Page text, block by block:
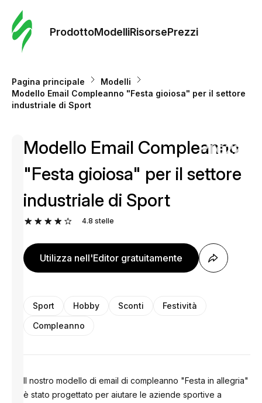
ProdottoModelliRisorsePrezzi
Prezzi
Pagina principale
Modelli
Modello Email Compleanno "Festa gioiosa" per il settore
industriale di Sport
Modello Email Compleanno
"Festa gioiosa" per il settore
industriale di Sport
4.8 stelle
Utilizza nell'Editor gratuitamente
Sport Hobby Sconti
Festività
Compleanno
Il nostro modello di email di compleanno "Festa in allegria"
è stato progettato per aiutare le aziende sportive a